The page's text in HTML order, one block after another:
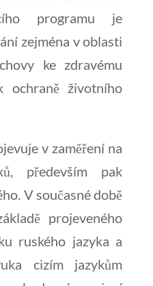
programu je
zejména v oblasti
ke zdravému
životního
v zaměření na
především pak
V současné době
projeveného
ruského jazyka a
cizím jazykům